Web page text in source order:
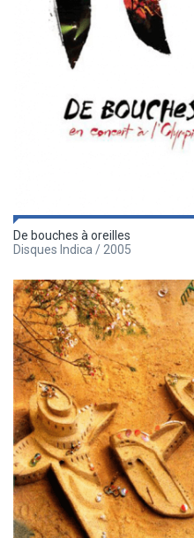
De bouches à oreilles
Disques Indica / 2005